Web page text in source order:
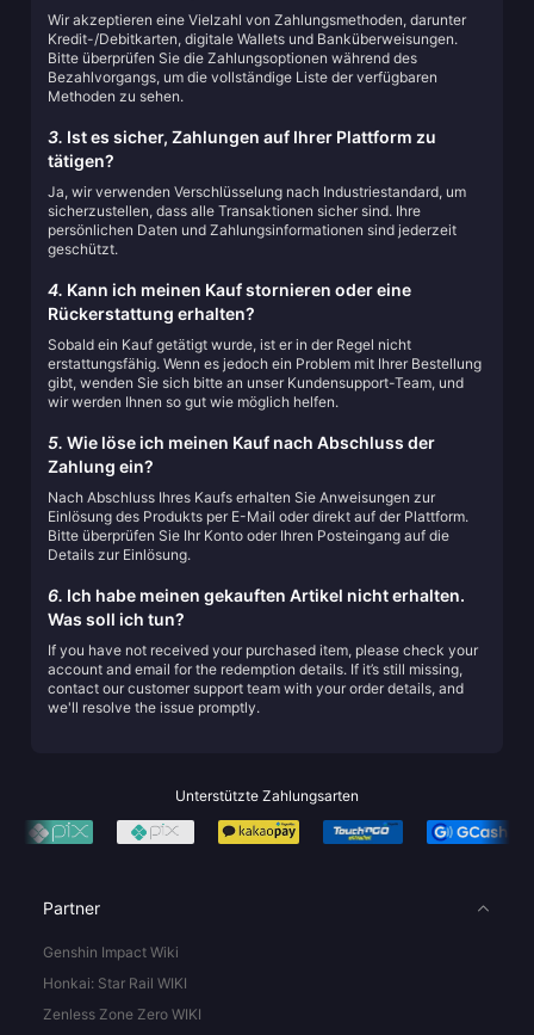
Wir akzeptieren eine Vielzahl von Zahlungsmethoden, darunter
Kredit-/Debitkarten, digitale Wallets und Banküberweisungen.
Bitte überprüfen Sie die Zahlungsoptionen während des
Bezahlvorgangs, um die vollständige Liste der verfügbaren
Methoden zu sehen.
3. Ist es sicher, Zahlungen auf Ihrer Plattform zu
tätigen?
Ja, wir verwenden Verschlüsselung nach Industriestandard, um
sicherzustellen, dass alle Transaktionen sicher sind. Ihre
persönlichen Daten und Zahlungsinformationen sind jederzeit
geschützt.
4. Kann ich meinen Kauf stornieren oder eine
Rückerstattung erhalten?
Sobald ein Kauf getätigt wurde, ist er in der Regel nicht
erstattungsfähig. Wenn es jedoch ein Problem mit Ihrer Bestellung
gibt, wenden Sie sich bitte an unser Kundensupport-Team, und
wir werden Ihnen so gut wie möglich helfen.
5. Wie löse ich meinen Kauf nach Abschluss der
Zahlung ein?
Nach Abschluss Ihres Kaufs erhalten Sie Anweisungen zur
Einlösung des Produkts per E-Mail oder direkt auf der Plattform.
Bitte überprüfen Sie Ihr Konto oder Ihren Posteingang auf die
Details zur Einlösung.
6. Ich habe meinen gekauften Artikel nicht erhalten.
Was soll ich tun?
If you have not received your purchased item, please check your
account and email for the redemption details. If it’s still missing,
contact our customer support team with your order details, and
we'll resolve the issue promptly.
Unterstützte Zahlungsarten
Partner
Genshin Impact Wiki
Honkai: Star Rail WIKI
Zenless Zone Zero WIKI